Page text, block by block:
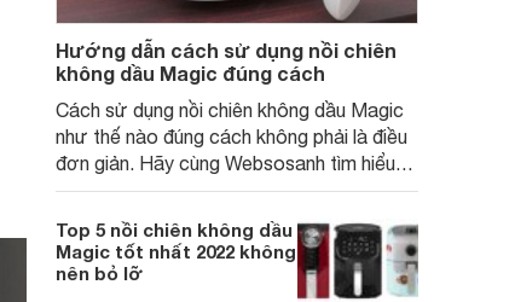
Hướng dẫn cách sử dụng nồi chiên
không dầu Magic đúng cách
Cách sử dụng nồi chiên không dầu Magic
như thế nào đúng cách không phải là điều
đơn giản. Hãy cùng Websosanh tìm hiểu
ngay nội dung sau đây.
Top 5 nồi chiên không dầu
Magic tốt nhất 2022 không
nên bỏ lỡ